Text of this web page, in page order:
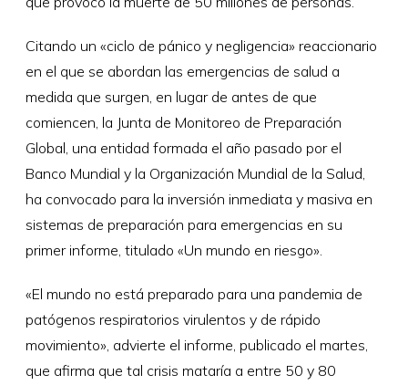
Citando un «ciclo de pánico y negligencia» reaccionario
en el que se abordan las emergencias de salud a
medida que surgen, en lugar de antes de que
comiencen, la Junta de Monitoreo de Preparación
Global, una entidad formada el año pasado por el
Banco Mundial y la Organización Mundial de la Salud,
ha convocado para la inversión inmediata y masiva en
sistemas de preparación para emergencias en su
primer informe, titulado «Un mundo en riesgo».
«El mundo no está preparado para una pandemia de
patógenos respiratorios virulentos y de rápido
movimiento», advierte el informe, publicado el martes,
que afirma que tal crisis mataría a entre 50 y 80